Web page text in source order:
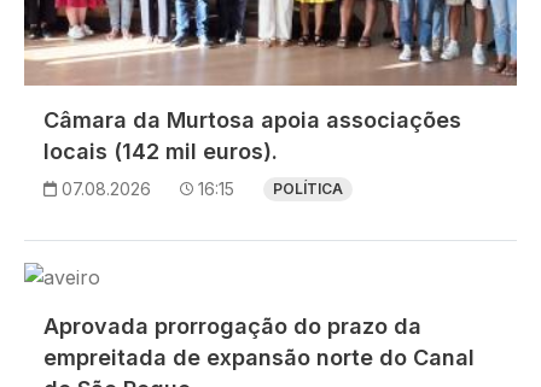
Câmara da Murtosa apoia associações
locais (142 mil euros).
07.08.2026 16:15 POLÍTICA
Imagem
Aprovada prorrogação do prazo da
empreitada de expansão norte do Canal